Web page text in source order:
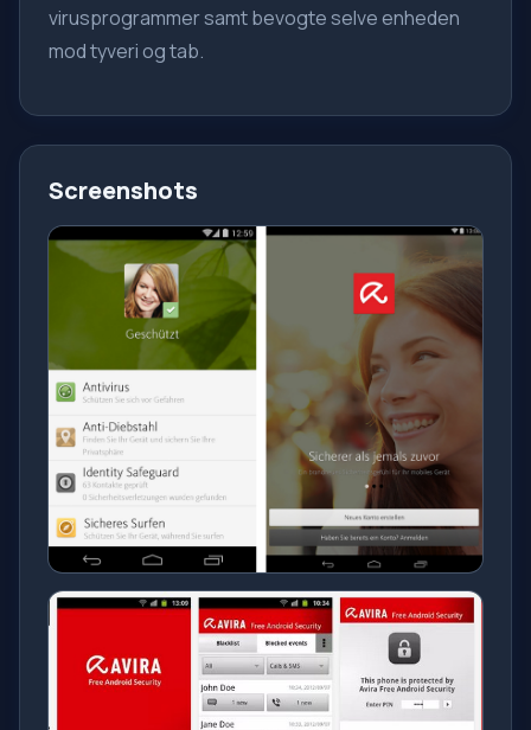
virusprogrammer samt bevogte selve enheden
mod tyveri og tab.
Screenshots